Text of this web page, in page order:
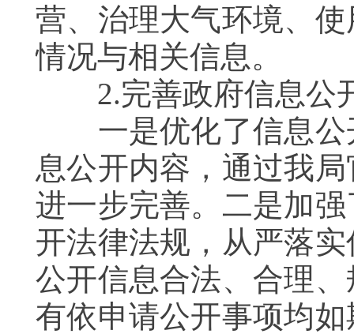
营、治理大气环境、
情况与相关信息。
2.完善政府信息公
一是优化了信息公
息公开内容，通过我
进一步完善。二是加
开法律法规，从严落
公开信息合法、合理
有依申请公开事项均